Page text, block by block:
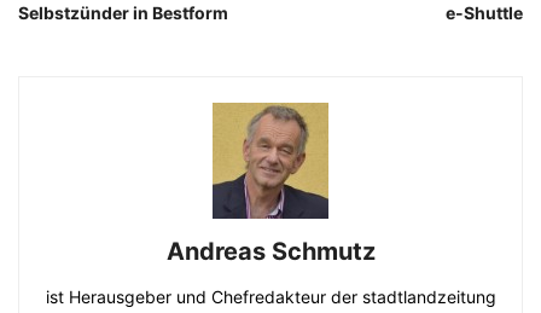
Selbstzünder in Bestform e-Shuttle
Andreas Schmutz
ist Herausgeber und Chefredakteur der stadtlandzeitung